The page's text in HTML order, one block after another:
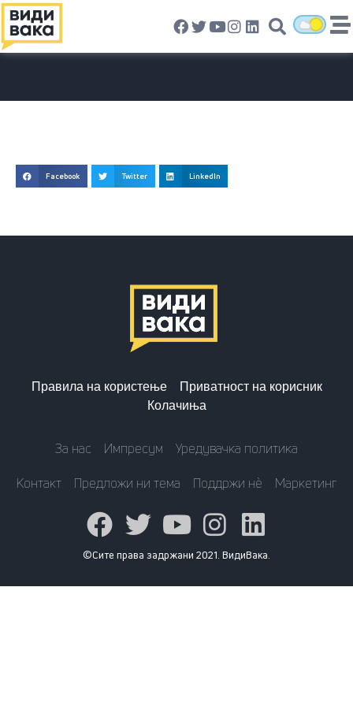
Facebook Twitter LinkedIn
Правила на користење
Приватност на корисник
Колачиња
За нас Импресум
Уредувачка политика
Контакт
Предложи ни тема Поддржи нè Маркетинг
©Сите права задржани 2021. ВидиВака.